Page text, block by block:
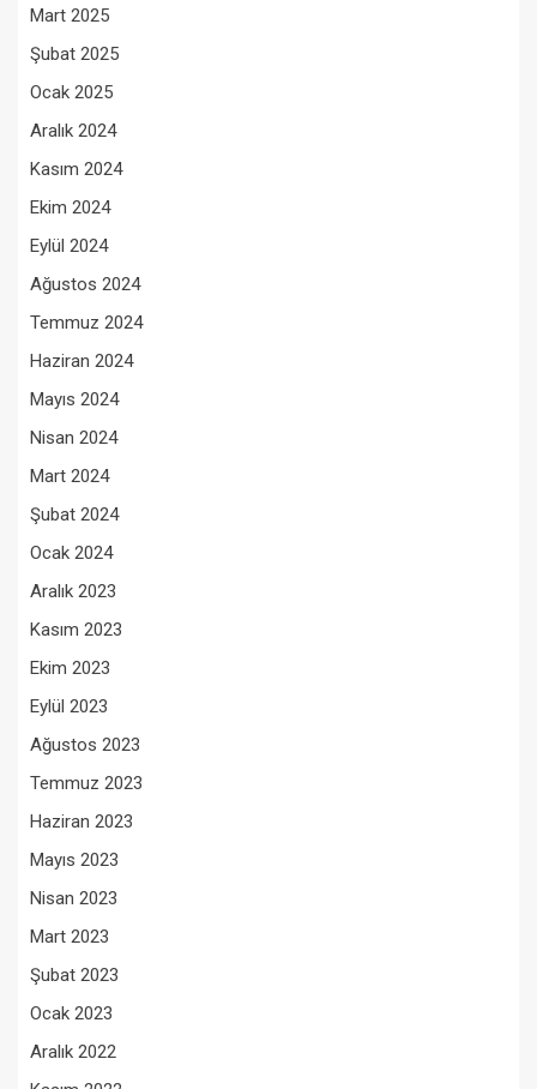
Mart 2025
Şubat 2025
Ocak 2025
Aralık 2024
Kasım 2024
Ekim 2024
Eylül 2024
Ağustos 2024
Temmuz 2024
Haziran 2024
Mayıs 2024
Nisan 2024
Mart 2024
Şubat 2024
Ocak 2024
Aralık 2023
Kasım 2023
Ekim 2023
Eylül 2023
Ağustos 2023
Temmuz 2023
Haziran 2023
Mayıs 2023
Nisan 2023
Mart 2023
Şubat 2023
Ocak 2023
Aralık 2022